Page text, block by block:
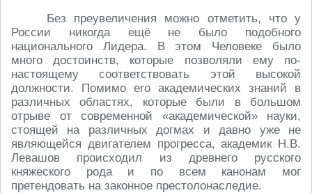
Без преувеличения можно отметить, что у
России никогда ещё не было подобного
национального Лидера. В этом Человеке было
много достоинств, которые позволяли ему по-
настоящему соответствовать этой высокой
должности. Помимо его академических знаний в
различных областях, которые были в большом
отрыве от современной «академической» науки,
стоящей на различных догмах и давно уже не
являющейся двигателем прогресса, академик Н.В.
Левашов происходил из древнего русского
княжеского рода и по всем канонам мог
претендовать на законное престолонаследие.